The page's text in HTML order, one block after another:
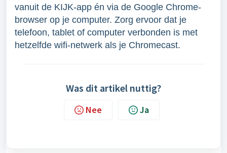
vanuit de KIJK-app én via de Google Chrome-
browser op je computer. Zorg ervoor dat je
telefoon, tablet of computer verbonden is met
hetzelfde wifi-netwerk als je Chromecast.
Was dit artikel nuttig?
Nee Ja